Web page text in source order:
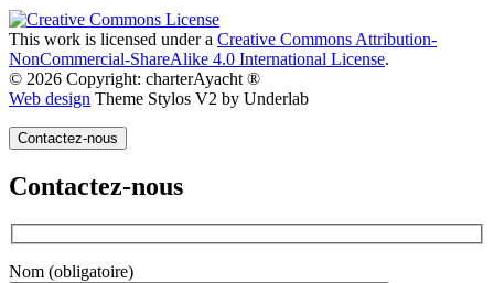
This work is licensed under a Creative Commons Attribution-
NonCommercial-ShareAlike 4.0 International License.
© 2026 Copyright: charterAyacht ®
Web design Theme Stylos V2 by Underlab
Contactez-nous
Contactez-nous
Nom (obligatoire)